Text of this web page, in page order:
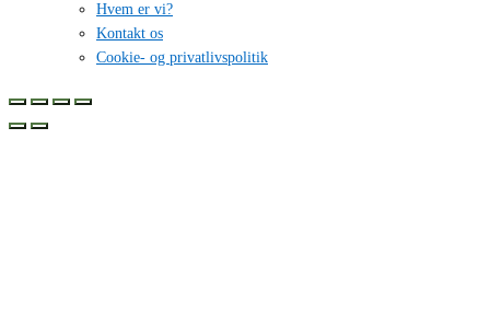
Hvem er vi?
Kontakt os
Cookie- og privatlivspolitik